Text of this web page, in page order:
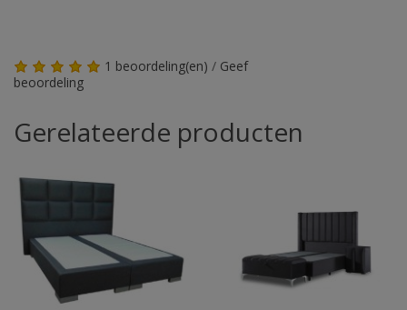
1 beoordeling(en) / Geef
beoordeling
Gerelateerde producten